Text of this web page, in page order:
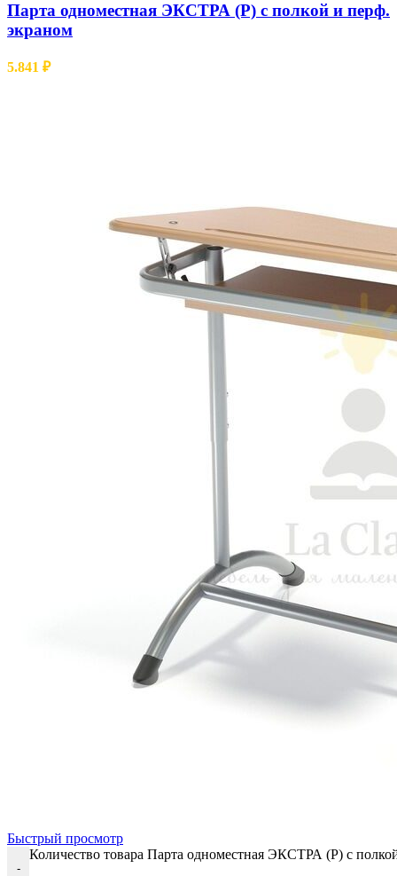
Парта одноместная ЭКСТРА (Р) с полкой и перф.
экраном
5.841 ₽
Быстрый просмотр
-
Количество товара Парта одноместная ЭКСТРА (Р) с